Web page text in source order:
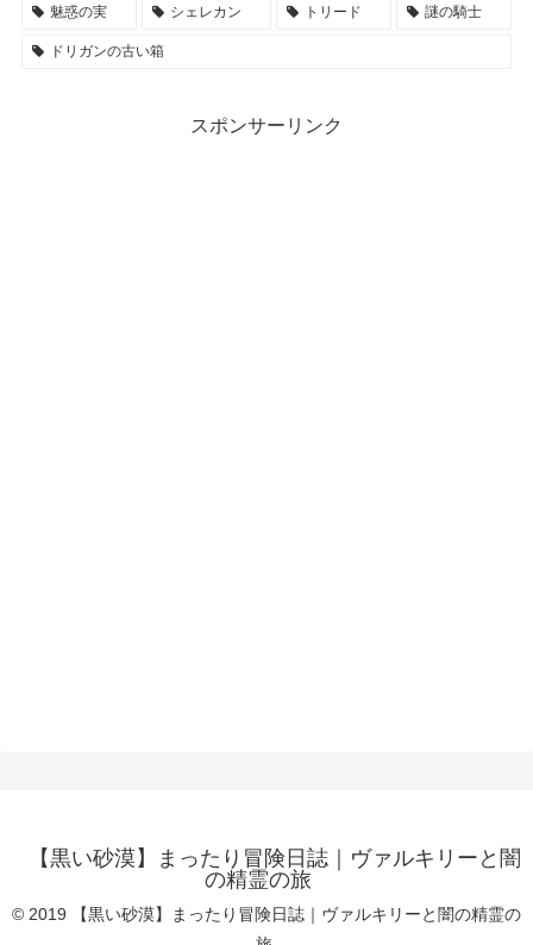
魅惑の実 シェレカン トリード 謎の騎士
ドリガンの古い箱
スポンサーリンク
【黒い砂漠】まったり冒険日誌｜ヴァルキリーと闇
の精霊の旅
© 2019 【黒い砂漠】まったり冒険日誌｜ヴァルキリーと闇の精霊の